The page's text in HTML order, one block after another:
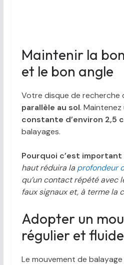
Maintenir la
et le bon angle
Votre disque de
parallèle au sol. Maintenez
constante d’environ 2,5
balayages.
Pourquoi c’est important
haut réduira la profondeur
qu’un contact répété avec
faux signaux et, à terme la
Adopter un
régulier et fluide
Le mouvement de